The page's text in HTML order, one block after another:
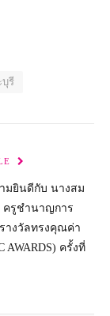
รี
มยินดีกับ นางสม
ครูชำนาญการ
างวัลทรงคุณค่า
AWARDS) ครั้งที่